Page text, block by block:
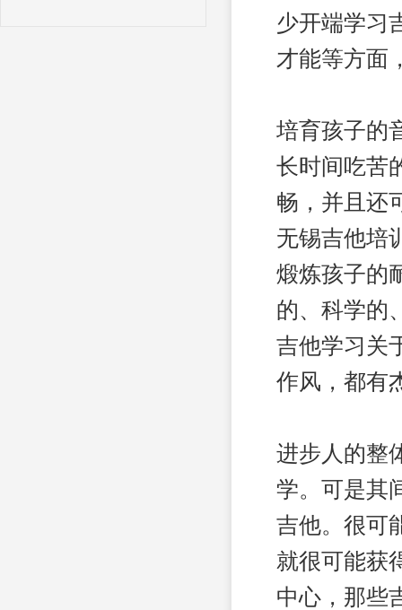
少开端学习
才能等方面
培育孩子的
长时间吃苦
畅，并且还
无锡吉他培
煅炼孩子的
的、科学的
吉他学习关
作风，都有
进步人的整
学。可是其
吉他。很可
就很可能获
中心，那些